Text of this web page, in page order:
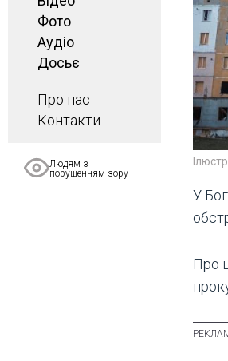
Фото
Аудіо
Досьє
Про нас
Контакти
Людям з
порушенням зору
У
Про